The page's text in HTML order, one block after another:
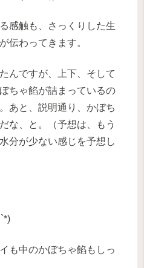
感触も、さっくりした生
伝わってきます。
んですが、上下、そして
ちゃ餡が詰まっているの
あと、説明通り、かぼち
な、と。（予想は、もう
分が少ない感じを予想し
も中のかぼちゃ餡もしっ